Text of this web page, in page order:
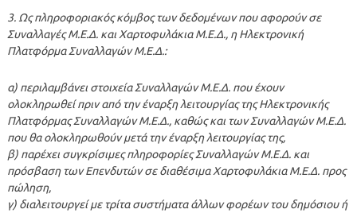
3. Ως πληροφοριακός κόμβος των δεδομένων που αφορούν σε
Συναλλαγές Μ.Ε.Δ. και Χαρτοφυλάκια Μ.Ε.Δ., η Ηλεκτρονική
Πλατφόρμα Συναλλαγών Μ.Ε.Δ.:
α) περιλαμβάνει στοιχεία Συναλλαγών Μ.Ε.Δ. που έχουν
ολοκληρωθεί πριν από την έναρξη λειτουργίας της Ηλεκτρονικής
Πλατφόρμας Συναλλαγών Μ.Ε.Δ., καθώς και των Συναλλαγών Μ.Ε.Δ.
που θα ολοκληρωθούν μετά την έναρξη λειτουργίας της,
β) παρέχει συγκρίσιμες πληροφορίες Συναλλαγών Μ.Ε.Δ. και
πρόσβαση των Επενδυτών σε διαθέσιμα Χαρτοφυλάκια Μ.Ε.Δ. προς
πώληση,
γ) διαλειτουργεί με τρίτα συστήματα άλλων φορέων του δημόσιου ή